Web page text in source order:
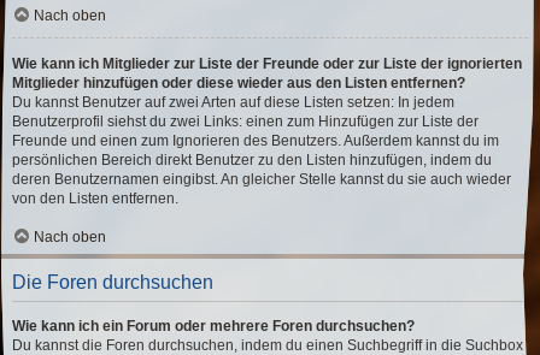
Nach oben
Wie kann ich Mitglieder zur Liste der Freunde oder zur Liste der ignorierten
Mitglieder hinzufügen oder diese wieder aus den Listen entfernen?
Du kannst Benutzer auf zwei Arten auf diese Listen setzen: In jedem
Benutzerprofil siehst du zwei Links: einen zum Hinzufügen zur Liste der
Freunde und einen zum Ignorieren des Benutzers. Außerdem kannst du im
persönlichen Bereich direkt Benutzer zu den Listen hinzufügen, indem du
deren Benutzernamen eingibst. An gleicher Stelle kannst du sie auch wieder
von den Listen entfernen.
Nach oben
Die Foren durchsuchen
Wie kann ich ein Forum oder mehrere Foren durchsuchen?
Du kannst die Foren durchsuchen, indem du einen Suchbegriff in die Suchbox